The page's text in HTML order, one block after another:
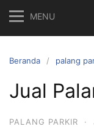
MENU
Beranda palang
Jual
PALANG PARKIR ·